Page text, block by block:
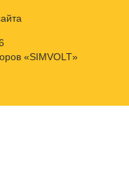
«SIMVOLT»